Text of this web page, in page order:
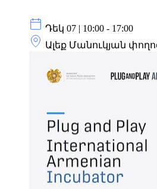
Դեկ 07 | 10:00 - 17:00
Ալեք Մանուկյան